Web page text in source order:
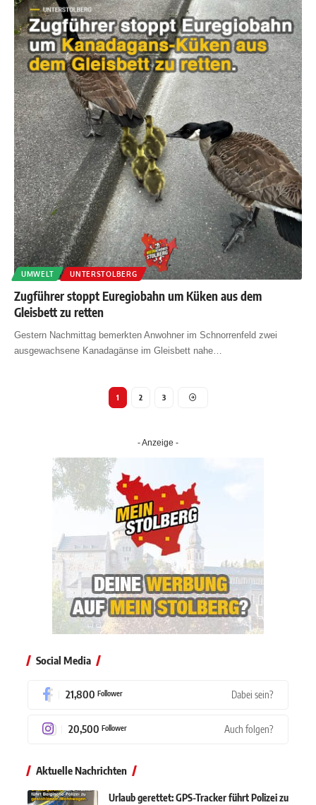
UMWELT UNTERSTOLBERG
Zugführer stoppt Euregiobahn um Küken aus dem
Gleisbett zu retten
Gestern Nachmittag bemerkten Anwohner im Schnorrenfeld zwei
ausgewachsene Kanadagänse im Gleisbett nahe
1 2 3
- Anzeige -
Social Media
21,800 Follower Dabei sein?
20,500 Follower Auch folgen?
Aktuelle Nachrichten
Urlaub gerettet: GPS-Tracker führt Polizei zu